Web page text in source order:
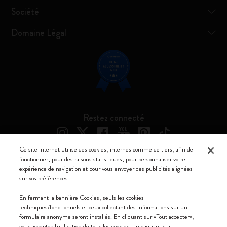
Société
Domaine Légal
Restez connecté
Moleskine ® est une marque enregistrée de Moleskine Srl a socio unico
Italia - P. IVA / CCIAA n. 07234480965 - REA MI 1945400 - Cap.
Soc. €2.181.513,42
Ce site Internet utilise des cookies, internes comme de tiers, afin de
fonctionner, pour des raisons statistiques, pour personnaliser votre
expérience de navigation et pour vous envoyer des publicités alignées
sur vos préférences.
En fermant la bannière Cookies, seuls les cookies
techniques/fonctionnels et ceux collectant des informations sur un
formulaire anonyme seront installés. En cliquant sur «Tout accepter»,